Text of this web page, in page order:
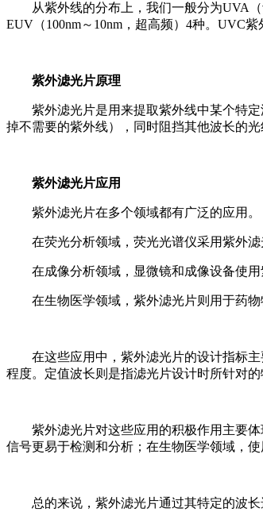
从紫外线的分布上，我们一般分为UVA
EUV（100nm～10nm，超高频）4种。UVC
紫外滤光片原理
紫外滤光片是用来提取紫外线中某个特
掉不需要的紫外线），同时阻挡其他波长的
紫外滤光片应用
紫外滤光片在多个领域都有广泛的应用。
在荧光分析领域，荧光光谱仪采用紫外
在成像分析领域，显微镜和成像设备使
在生物医学领域，紫外滤光片则用于药
在这些应用中，紫外滤光片的设计指标
程度。定值波长则是指滤光片设计时所针对的
紫外滤光片对这些应用的积极作用主要
信号更易于检测和分析；在生物医学领域，
总的来说，紫外滤光片通过其特定的波